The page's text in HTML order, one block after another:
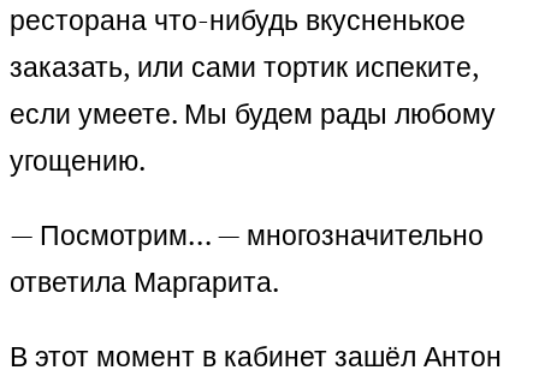
ресторана что-нибудь вкусненькое
заказать, или сами тортик испеките,
если умеете. Мы будем рады любому
угощению.
— Посмотрим… — многозначительно
ответила Маргарита.
В этот момент в кабинет зашёл Антон